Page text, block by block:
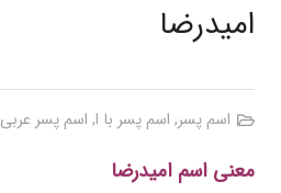
امیدرضا
اسم پسر, اسم پسر با ا, اسم پسر عربی
معنی اسم امیدرضا